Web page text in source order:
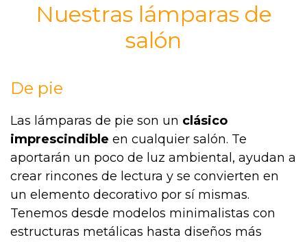
Nuestras lámparas de
salón
De pie
Las lámparas de pie son un clásico
imprescindible en cualquier salón. Te
aportarán un poco de luz ambiental, ayudan a
crear rincones de lectura y se convierten en
un elemento decorativo por sí mismas.
Tenemos desde modelos minimalistas con
estructuras metálicas hasta diseños más